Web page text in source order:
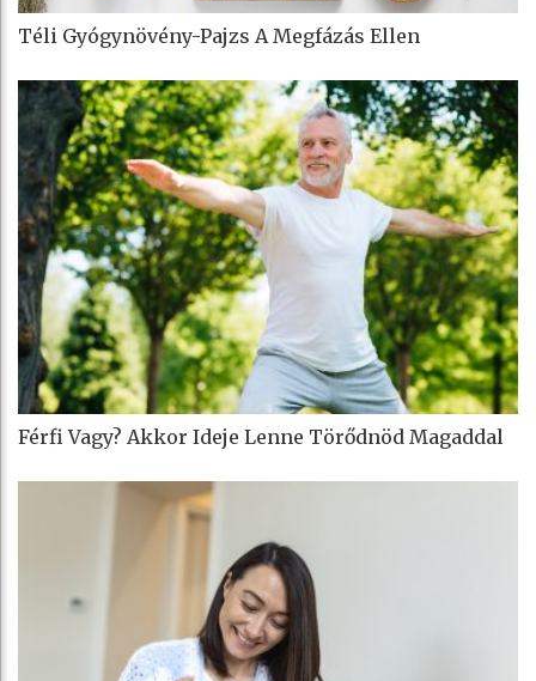
Téli Gyógynövény-Pajzs A Megfázás Ellen
Férfi Vagy? Akkor Ideje Lenne Törődnöd Magaddal